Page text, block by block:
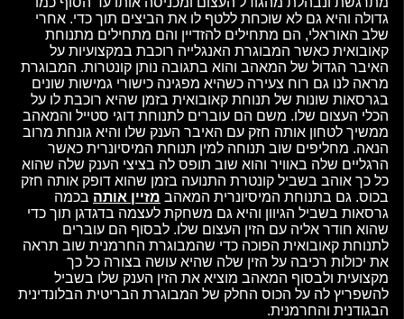
גדולה והיא גם לא שוכחת ללטף לו את הביצים תוך כדי. אחרי
שלב האוראלי, הם מתחילים להזדיין והם מתחילים מתנוחת
קאובואית כאשר המבוגרת האנגלייה רוכבת במקצועיות על
האיבר הגדול של המאהב והוא בתגובה נותן קונטרות. המבוגרת
מראה לנו גם רוח צעירה כשהיא מפגינה כישורי גמישות שונים
בגרסאות שונות של תנוחת קאובואית בזמן שהיא רוכבת לו על
הכלי העצום שלו. משם הם עוברים לתנוחת דוגי סטייל והמאהב
ממשיך לטחון אותה חזק עם האיבר הענק שלו והיא גונחת מרוב
הנאה. מחליפים שוב תנוחה למין תנוחת המיסיונרית כאשר
הרגליים שלה באוויר והוא שוב תופס לה בציצי הענק שלה שהוא
כל כך אוהב בשביל קונטרת התנועה בזמן שהוא דופק אותה חזק
בכוס. גם בתנוחת המיסיונרית המאהב מזיין אותה בכמה
גרסאות בשביל הגיוון והיא גם משחקת לעצמה בדגדגן תוך כדי
שהוא חודר אליה עם הזין העצום שלו. לבסוף הם עוברים
לתנוחת קאובואית הפוכה כדי שהמבוגרת החרמנית שוב תראה
את יכולות רכיבה על הזין שלה שהיא עושה בצורה כל כך
מקצועית ולבסוף המאהב מוציא את הזין הענק שלו בשביל
להשפריץ לה על הכוס החלק של המבוגרת הבריטית הבלונדינית
הבגודנית והחרמנית.